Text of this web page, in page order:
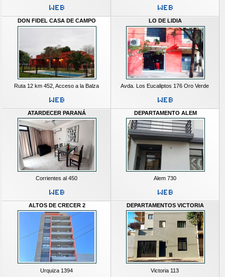
DON FIDEL CASA DE CAMPO
Ruta 12 km 452, Acceso a la Balza
LO DE LIDIA
Avda. Los Eucaliptos 176 Oro Verde
ATARDECER PARANÁ
Corrientes al 450
DEPARTAMENTO ALEM
Alem 730
ALTOS DE CRECER 2
Urquiza 1394
DEPARTAMENTOS VICTORIA
Victoria 113